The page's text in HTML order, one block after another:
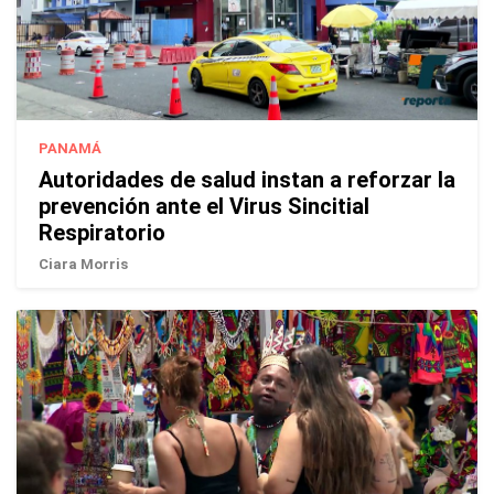
PANAMÁ
Autoridades de salud instan a reforzar la
prevención ante el Virus Sincitial
Respiratorio
Ciara Morris